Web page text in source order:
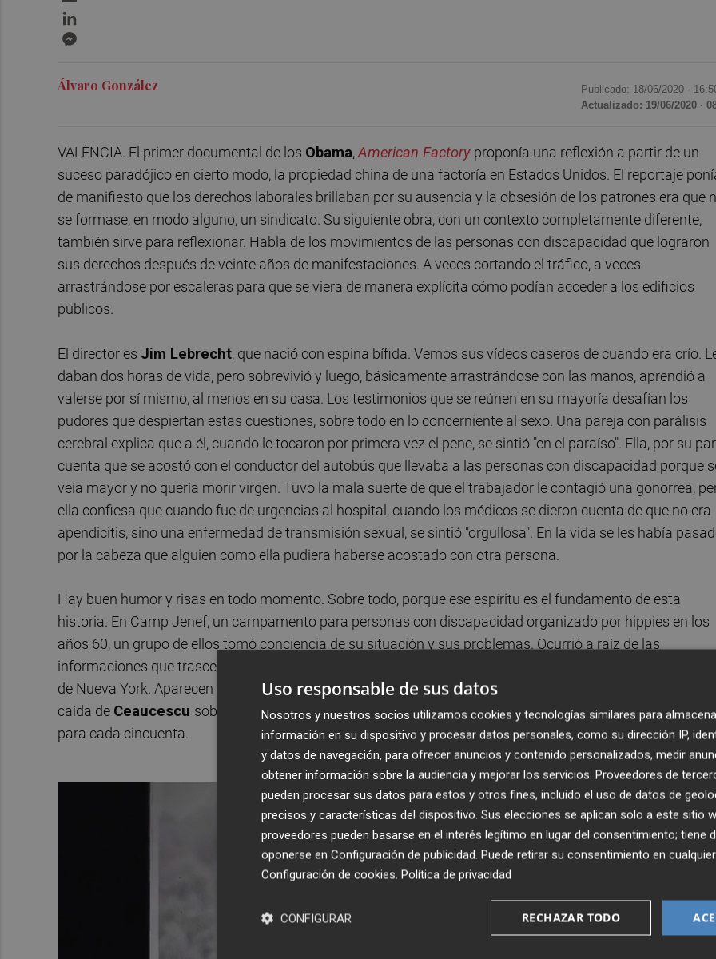
Álvaro González Publicado: 18/06/2020 ·
Actualizado: 19/06/2020 ·
VALÈNCIA. El primer documental de los Obama,American Factory proponía una reflexión a partir de un
suceso paradójico en cierto modo, la propiedad china de una factoría en Estados Unidos. El reportaje
de manifiesto que los derechos laborales brillaban por su ausencia y la obsesión de los patrones era que
se formase, en modo alguno, un sindicato. Su siguiente obra, con un contexto completamente diferente,
también sirve para reflexionar. Habla de los movimientos de las personas con discapacidad que lograron
sus derechos después de veinte años de manifestaciones. A veces cortando el tráfico, a veces
arrastrándose por escaleras para que se viera de manera explícita cómo podían acceder a los edificios
públicos.
El director es Jim Lebrecht, que nació con espina bífida. Vemos sus vídeos caseros de cuando era crío.
daban dos horas de vida, pero sobrevivió y luego, básicamente arrastrándose con las manos, aprendió a
valerse por sí mismo, al menos en su casa. Los testimonios que se reúnen en su mayoría desafían los
pudores que despiertan estas cuestiones, sobre todo en lo concerniente al sexo. Una pareja con parálisis
cerebral explica que a él, cuando le tocaron por primera vez el pene, se sintió "en el paraíso". Ella, por su
cuenta que se acostó con el conductor del autobús que llevaba a las personas con discapacidad porque
veía mayor y no quería morir virgen. Tuvo la mala suerte de que el trabajador le contagió una gonorrea,
ella confiesa que cuando fue de urgencias al hospital, cuando los médicos se dieron cuenta de que no era
apendicitis, sino una enfermedad de transmisión sexual, se sintió "orgullosa". En la vida se les había
por la cabeza que alguien como ella pudiera haberse acostado con otra persona.
Hay buen humor y risas en todo momento. Sobre todo, porque ese espíritu es el fundamento de esta
historia. En Camp Jenef, un campamento para personas con discapacidad organizado por hippies en los
años 60, un grupo de ellos tomó conciencia de su situación y sus problemas. Ocurrió a raíz de las
informaciones que trascendieron sobre Willowbrook, el hospital del estado para personas con
de Nueva York. Aparecen las imágenes del escándalo y no son muy diferentes a las que se vieron tras la
caída de Ceaucescu sobre los internados de Rumanía. Niños abandonados, desnutridos, con un
para cada cincuenta.
Uso responsable de sus datos
Nosotros y nuestros socios utilizamos cookies y tecnologías similares para
información en su dispositivo y procesar datos personales, como su dirección IP,
y datos de navegación, para ofrecer anuncios y contenido personalizados, medir
obtener información sobre la audiencia y mejorar los servicios. Proveedores de
pueden procesar sus datos para estos y otros fines, incluido el uso de datos de
precisos y características del dispositivo. Sus elecciones se aplican solo a este sitio
proveedores pueden basarse en el interés legítimo en lugar del consentimiento; tiene
oponerse en Configuración de publicidad. Puede retirar su consentimiento en
Configuración de cookies. Política de privacidad
RECHAZAR TODO
CONFIGURAR